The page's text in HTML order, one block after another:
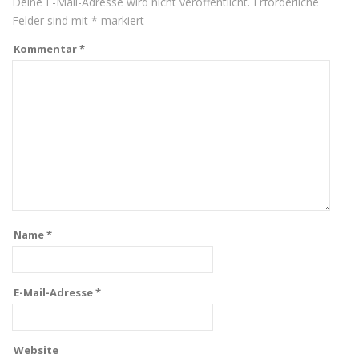
Felder sind mit * markiert
Kommentar*
Name*
E-Mail-Adresse*
Website